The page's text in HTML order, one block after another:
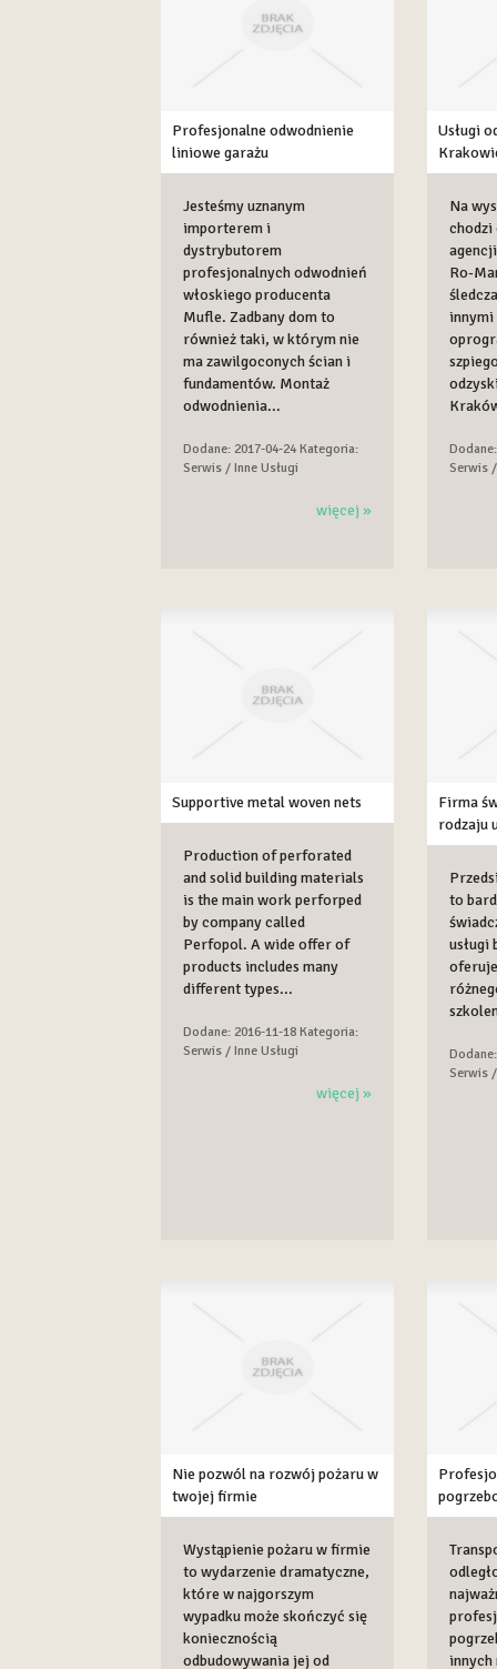
Profesjonalne odwodnienie
liniowe garażu
Jesteśmy uznanym
importerem i
dystrybutorem
profesjonalnych odwodnień
włoskiego producenta
Mufle. Zadbany dom to
również taki, w którym nie
ma zawilgoconych ścian i
fundamentów. Montaż
odwodnienia...
Dodane: 2017-04-24 Kategoria:
Serwis / Inne Usługi
więcej »
Usługi
Na
chodzi
Ro-
Serwis
Supportive metal woven nets
Production of perforated
and solid building materials
is the main work perforped
by company called
Perfopol. A wide offer of
products includes many
different types...
Dodane: 2016-11-18 Kategoria:
Serwis / Inne Usługi
więcej »
Firma
rodzaju
to
usługi
Serwis
Nie pozwól na rozwój pożaru w
twojej firmie
Wystąpienie pożaru w firmie
to wydarzenie dramatyczne,
które w najgorszym
wypadku może skończyć się
koniecznością
odbudowywania jej od
innych